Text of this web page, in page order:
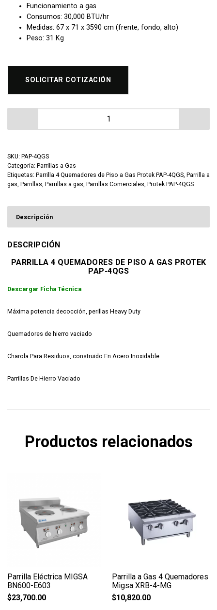
Funcionamiento a gas
Consumos: 30,000 BTU/hr
Medidas: 67 x 71 x 3590 cm (frente, fondo, alto)
Peso: 31 Kg
SOLICITAR COTIZACIÓN
Parrilla 4 Quemadores de Piso a Gas Protek PAP-
SKU: PAP-4QGS
Categoría: Parrillas a Gas
Etiquetas: Parrilla 4 Quemadores de Piso a Gas Protek PAP-4QGS Parrilla a
gas Parrillas Parrillas a gas Parrillas Comerciales Protek PAP-4QGS
Descripción
DESCRIPCIÓN
PARRILLA 4 QUEMADORES DE PISO A GAS PROTEK
PAP-4QGS
Descargar Ficha Técnica
Máxima potencia decocción, perillas Heavy Duty
Quemadores de hierro vaciado
Charola Para Residuos, construido En Acero Inoxidable
Parrillas De Hierro Vaciado
Productos relacionados
Parrilla Eléctrica MIGSA
BN600-E603
$23,700.00
Parrilla a Gas 4 Quemadores
Migsa XRB-4-MG
$10,820.00